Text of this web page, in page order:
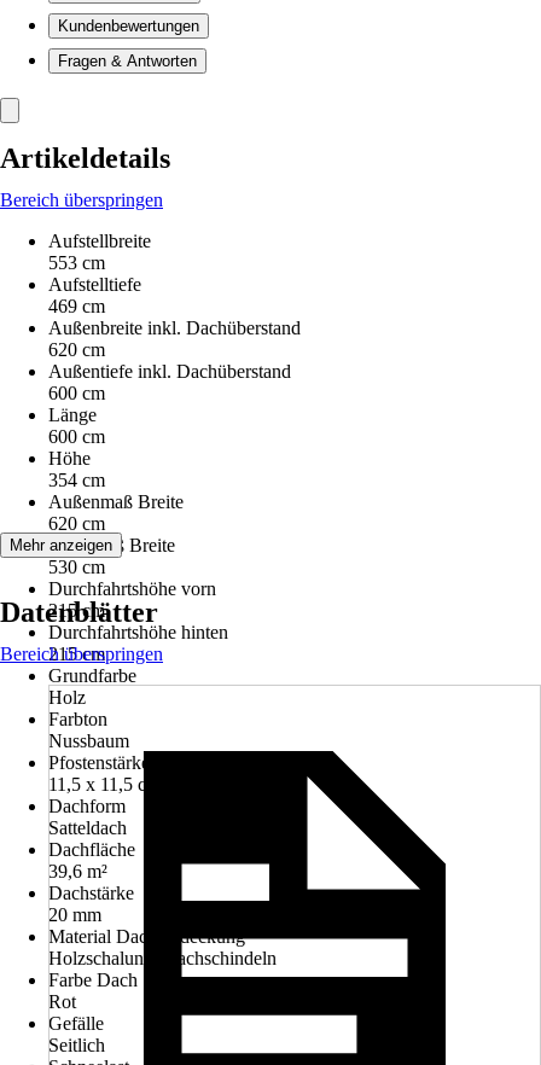
Kundenbewertungen
Fragen & Antworten
Artikeldetails
Bereich überspringen
Aufstellbreite
553 cm
Aufstelltiefe
469 cm
Außenbreite inkl. Dachüberstand
620 cm
Außentiefe inkl. Dachüberstand
600 cm
Länge
600 cm
Höhe
354 cm
Außenmaß Breite
620 cm
Innenmaß Breite
530 cm
Durchfahrtshöhe vorn
215 cm
Durchfahrtshöhe hinten
215 cm
Grundfarbe
Holz
Farbton
Nussbaum
Pfostenstärke
11,5 x 11,5 cm
Dachform
Satteldach
Dachfläche
39,6 m²
Dachstärke
20 mm
Material Dacheindeckung
Holzschalung, Dachschindeln
Farbe Dach
Rot
Gefälle
Seitlich
Mehr anzeigen
Datenblätter
Bereich überspringen